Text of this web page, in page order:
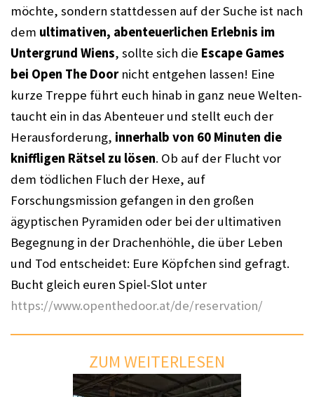
möchte, sondern stattdessen auf der Suche ist nach
dem ultimativen, abenteuerlichen Erlebnis im
Untergrund Wiens, sollte sich die Escape Games
bei Open The Door nicht entgehen lassen! Eine
kurze Treppe führt euch hinab in ganz neue Welten-
taucht ein in das Abenteuer und stellt euch der
Herausforderung, innerhalb von 60 Minuten die
kniffligen Rätsel zu lösen. Ob auf der Flucht vor
dem tödlichen Fluch der Hexe, auf
Forschungsmission gefangen in den großen
ägyptischen Pyramiden oder bei der ultimativen
Begegnung in der Drachenhöhle, die über Leben
und Tod entscheidet: Eure Köpfchen sind gefragt.
https://www.openthedoor.at/de/reservation/
ZUM WEITERLESEN